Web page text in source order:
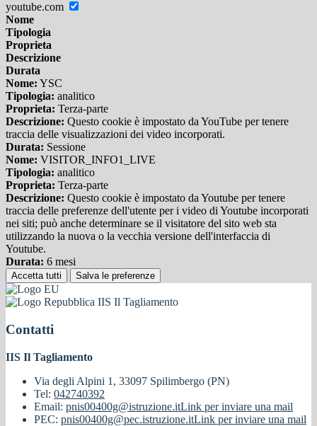
youtube.com
Nome
Tipologia
Proprieta
Descrizione
Durata
Nome: YSC
Tipologia: analitico
Proprieta: Terza-parte
Descrizione: Questo cookie è impostato da YouTube per tenere
traccia delle visualizzazioni dei video incorporati.
Durata: Sessione
Nome: VISITOR_INFO1_LIVE
Tipologia: analitico
Proprieta: Terza-parte
Descrizione: Questo cookie è impostato da Youtube per tenere
traccia delle preferenze dell'utente per i video di Youtube incorporati
nei siti; può anche determinare se il visitatore del sito web sta
utilizzando la nuova o la vecchia versione dell'interfaccia di
Youtube.
Durata: 6 mesi
Accetta tutti Salva le preferenze
IIS Il Tagliamento
Contatti
IIS Il Tagliamento
Via degli Alpini 1, 33097 Spilimbergo (PN)
Tel: 042740392
Email: pnis00400g@istruzione.itLink per inviare una mail
PEC: pnis00400g@pec.istruzione.itLink per inviare una mail